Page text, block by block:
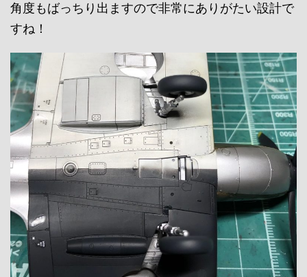
角度もばっちり出ますので非常にありがたい設計で
すね！